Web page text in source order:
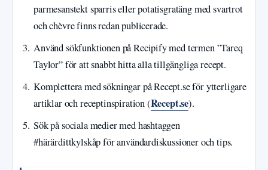
parmesanstekt sparris eller potatisgratäng med svartrot
och chèvre finns redan publicerade.
Använd sökfunktionen på Recipify med termen ”Tareq
Taylor” för att snabbt hitta alla tillgängliga recept.
Komplettera med sökningar på Recept.se för ytterligare
artiklar och receptinspiration (Recept.se).
Sök på sociala medier med hashtaggen
#härärdittkylskåp för användardiskussioner och tips.